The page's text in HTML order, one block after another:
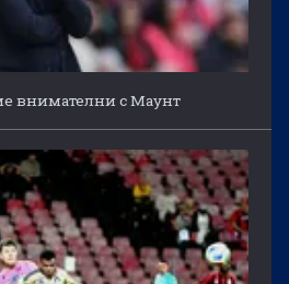
внимателни с Маунт